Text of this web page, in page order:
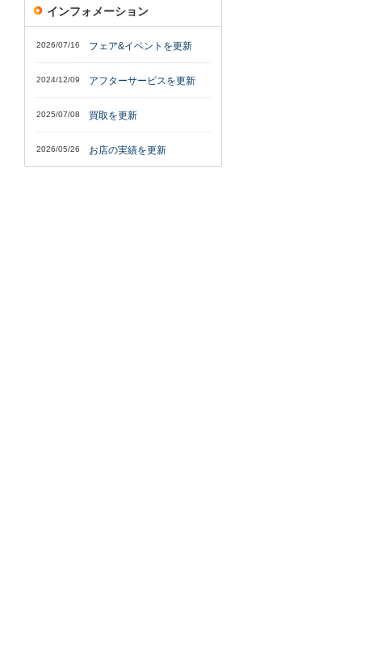
インフォメーション
2026/07/16 フェア&イベントを更新
2024/12/09 アフターサービスを更新
2025/07/08 買取を更新
2026/05/26 お店の実績を更新